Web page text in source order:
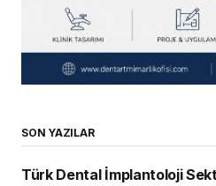
SON YAZILAR
Türk Dental İmplantoloji